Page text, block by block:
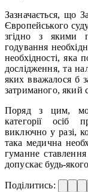
Зазначається, що
Європейського
згідно з якими
годування
необхідності, яка
дослідження, та
яких вважалося б
затриманого, який
Поряд з цим,
категорії осіб
виключно у разі,
така медична
гуманне
допускає будь-
Поділитись: